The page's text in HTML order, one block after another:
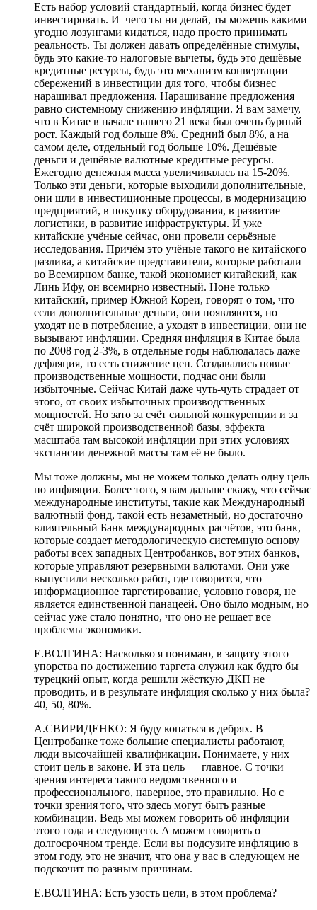
Есть набор условий стандартный, когда бизнес будет
инвестировать. И чего ты ни делай, ты можешь какими
угодно лозунгами кидаться, надо просто принимать
реальность. Ты должен давать определённые стимулы,
будь это какие-то налоговые вычеты, будь это дешёвые
кредитные ресурсы, будь это механизм конвертации
сбережений в инвестиции для того, чтобы бизнес
наращивал предложения. Наращивание предложения
равно системному снижению инфляции. Я вам замечу,
что в Китае в начале нашего 21 века был очень бурный
рост. Каждый год больше 8%. Средний был 8%, а на
самом деле, отдельный год больше 10%. Дешёвые
деньги и дешёвые валютные кредитные ресурсы.
Ежегодно денежная масса увеличивалась на 15-20%.
Только эти деньги, которые выходили дополнительные,
они шли в инвестиционные процессы, в модернизацию
предприятий, в покупку оборудования, в развитие
логистики, в развитие инфраструктуры. И уже
китайские учёные сейчас, они провели серьёзные
исследования. Причём это учёные такого не китайского
разлива, а китайские представители, которые работали
во Всемирном банке, такой экономист китайский, как
Линь Ифу, он всемирно известный. Ноне только
китайский, пример Южной Кореи, говорят о том, что
если дополнительные деньги, они появляются, но
уходят не в потребление, а уходят в инвестиции, они не
вызывают инфляции. Средняя инфляция в Китае была
по 2008 год 2-3%, в отдельные годы наблюдалась даже
дефляция, то есть снижение цен. Создавались новые
производственные мощности, подчас они были
избыточные. Сейчас Китай даже чуть-чуть страдает от
этого, от своих избыточных производственных
мощностей. Но зато за счёт сильной конкуренции и за
счёт широкой производственной базы, эффекта
масштаба там высокой инфляции при этих условиях
экспансии денежной массы там её не было.
Мы тоже должны, мы не можем только делать одну цель
по инфляции. Более того, я вам дальше скажу, что сейчас
международные институты, такие как Международный
валютный фонд, такой есть незаметный, но достаточно
влиятельный Банк международных расчётов, это банк,
которые создает методологическую системную основу
работы всех западных Центробанков, вот этих банков,
которые управляют резервными валютами. Они уже
выпустили несколько работ, где говорится, что
информационное таргетирование, условно говоря, не
является единственной панацеей. Оно было модным, но
сейчас уже стало понятно, что оно не решает все
проблемы экономики.
Е.ВОЛГИНА: Насколько я понимаю, в защиту этого
упорства по достижению таргета служил как будто бы
турецкий опыт, когда решили жёсткую ДКП не
проводить, и в результате инфляция сколько у них была?
40, 50, 80%.
А.СВИРИДЕНКО: Я буду копаться в дебрях. В
Центробанке тоже большие специалисты работают,
люди высочайшей квалификации. Понимаете, у них
стоит цель в законе. И эта цель — главное. С точки
зрения интереса такого ведомственного и
профессионального, наверное, это правильно. Но с
точки зрения того, что здесь могут быть разные
комбинации. Ведь мы можем говорить об инфляции
этого года и следующего. А можем говорить о
долгосрочном тренде. Если вы подсузите инфляцию в
этом году, это не значит, что она у вас в следующем не
подскочит по разным причинам.
Е.ВОЛГИНА: Есть узость цели, в этом проблема?